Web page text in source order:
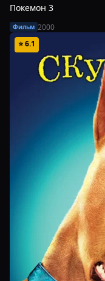
Покемон 3
Фильм 2000
⭐6.1